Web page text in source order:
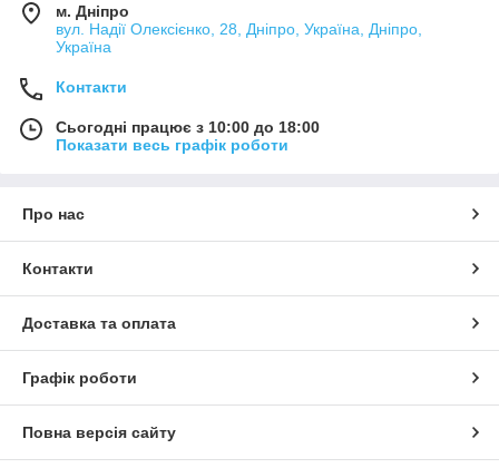
м. Дніпро
вул. Надії Олексієнко, 28, Дніпро, Україна, Дніпро,
Україна
Контакти
Сьогодні працює з 10:00 до 18:00
Показати весь графік роботи
Про нас
Контакти
Доставка та оплата
Графік роботи
Повна версія сайту